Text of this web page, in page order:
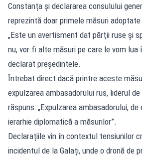
Constanța și declararea consulului
reprezintă doar primele măsuri
„Este un avertisment dat părţii ruse şi
nu, vor fi alte măsuri pe care le vom lua
declarat președintele.
Întrebat direct dacă printre aceste
expulzarea ambasadorului rus, liderul
răspuns: „Expulzarea ambasadorului,
ierarhie diplomatică a măsurilor”.
Declarațiile vin în contextul tensiunilor
incidentul de la Galați, unde o dronă de